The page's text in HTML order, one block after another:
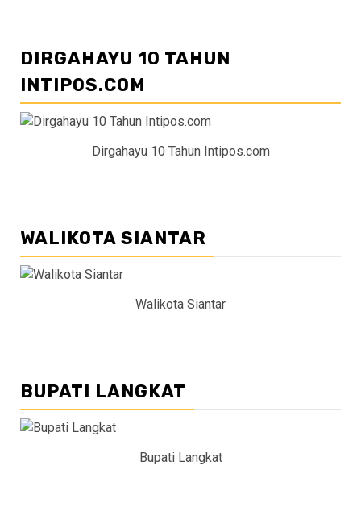
DIRGAHAYU 10 TAHUN
INTIPOS.COM
Dirgahayu 10 Tahun Intipos.com
WALIKOTA SIANTAR
Walikota Siantar
BUPATI LANGKAT
Bupati Langkat